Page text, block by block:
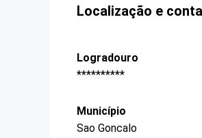
Localização e
Logradouro
**********
Município
Sao Goncalo